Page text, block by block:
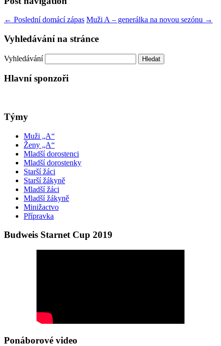
← Poslední domácí zápas Muži A – generálka na novou sezónu →
Vyhledávání na stránce
Vyhledávání
Hlavní sponzoři
Týmy
Muži „A“
Ženy „A“
Mladší dorostenci
Mladší dorostenky
Starší žáci
Starší žákyně
Mladší žáci
Mladší žákyně
Minižactvo
Přípravka
Budweis Starnet Cup 2019
Ponáborové video